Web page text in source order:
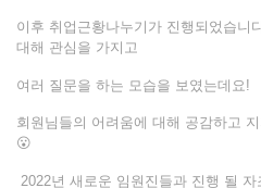
이후 취업근황나누기가 진행되었습니
대해 관심을 가지고
여러 질문을 하는 모습을 보였는데요!
회원님들의 어려움에 대해 공감하고
😮
2022년 새로운 임원진들과 진행 될